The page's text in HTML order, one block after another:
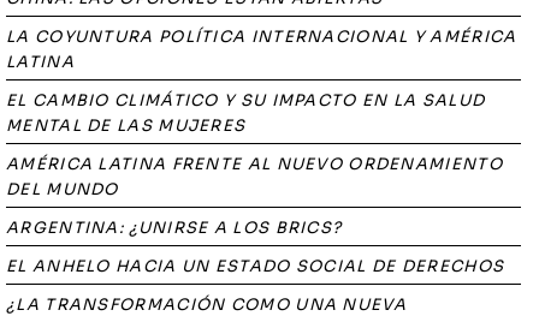
LA COYUNTURA POLÍTICA INTERNACIONAL Y AMÉRICA
LATINA
EL CAMBIO CLIMÁTICO Y SU IMPACTO EN LA SALUD
MENTAL DE LAS MUJERES
AMÉRICA LATINA FRENTE AL NUEVO ORDENAMIENTO
DEL MUNDO
ARGENTINA: ¿UNIRSE A LOS BRICS?
EL ANHELO HACIA UN ESTADO SOCIAL DE DERECHOS
¿LA TRANSFORMACIÓN COMO UNA NUEVA